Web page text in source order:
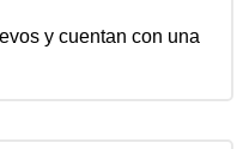
y cuentan con una